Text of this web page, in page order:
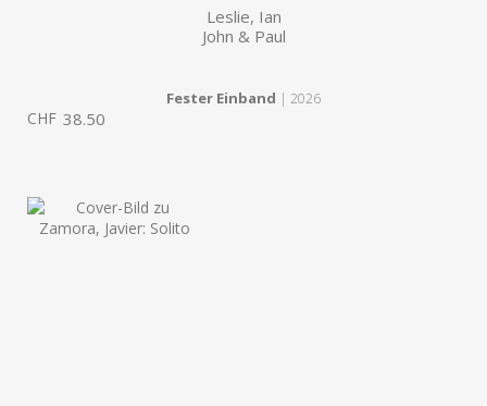
Leslie, Ian
John & Paul
Fester Einband | 2026
CHF 38.50